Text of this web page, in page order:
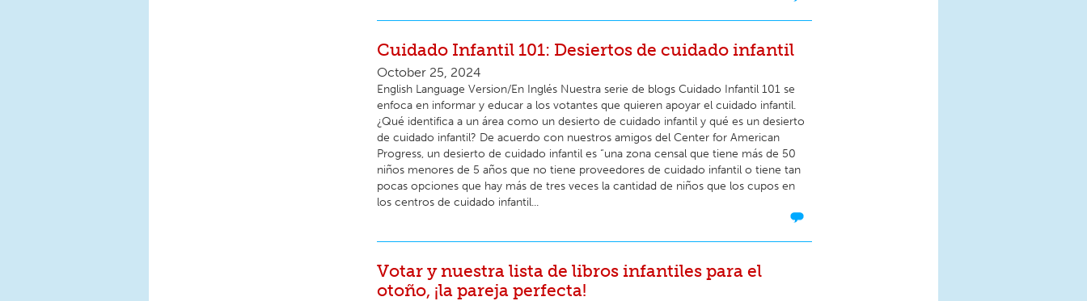
Cuidado Infantil 101: Desiertos de cuidado infantil
October 25, 2024
English Language Version/En Inglés Nuestra serie de blogs Cuidado Infantil 101 se
enfoca en informar y educar a los votantes que quieren apoyar el cuidado infantil.
¿Qué identifica a un área como un desierto de cuidado infantil y qué es un desierto
de cuidado infantil? De acuerdo con nuestros amigos del Center for American
Progress, un desierto de cuidado infantil es “una zona censal que tiene más de 50
niños menores de 5 años que no tiene proveedores de cuidado infantil o tiene tan
pocas opciones que hay más de tres veces la cantidad de niños que los cupos en
los centros de cuidado infantil...
Votar y nuestra lista de libros infantiles para el
otoño, ¡la pareja perfecta!